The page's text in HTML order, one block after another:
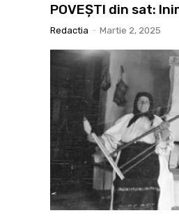
POVEȘTI din sat:
Redactia - Martie 2, 2025